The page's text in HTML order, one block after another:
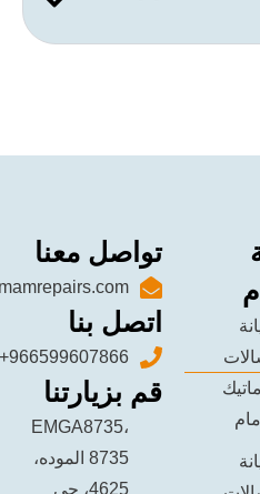
تواصل معنا
sales@dammamrepairs.com
اتصل بنا
966599607866+
قم بزيارتنا